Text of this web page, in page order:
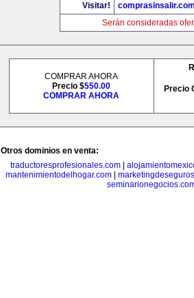
Visitar!
Serán consideradas
COMPRAR AHORA
Precio $550.00
COMPRAR AHORA
Precio
Otros dominios en venta:
traductoresprofesionales.com|
mantenimientodelhogar.com|